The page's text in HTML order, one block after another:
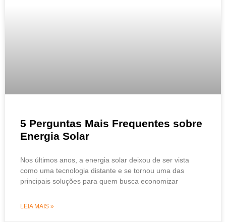
5 Perguntas Mais Frequentes sobre
Energia Solar
Nos últimos anos, a energia solar deixou de ser vista
como uma tecnologia distante e se tornou uma das
principais soluções para quem busca economizar
LEIA MAIS »